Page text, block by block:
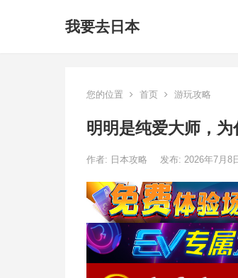
我要去日本
您的位置 首页 游玩攻略
明明是纯爱大师，
作者: 日本攻略 发布: 2026年7月8